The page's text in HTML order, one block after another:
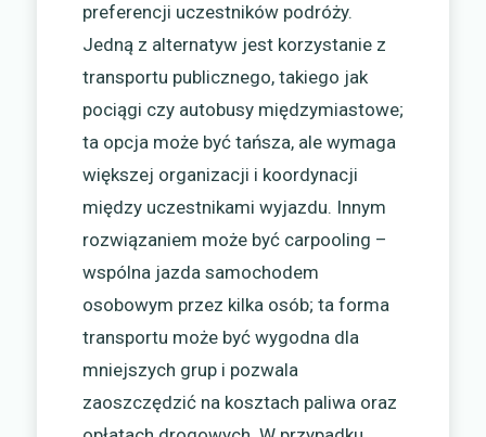
preferencji uczestników podróży.
Jedną z alternatyw jest korzystanie z
transportu publicznego, takiego jak
pociągi czy autobusy międzymiastowe;
ta opcja może być tańsza, ale wymaga
większej organizacji i koordynacji
między uczestnikami wyjazdu. Innym
rozwiązaniem może być carpooling –
wspólna jazda samochodem
osobowym przez kilka osób; ta forma
transportu może być wygodna dla
mniejszych grup i pozwala
zaoszczędzić na kosztach paliwa oraz